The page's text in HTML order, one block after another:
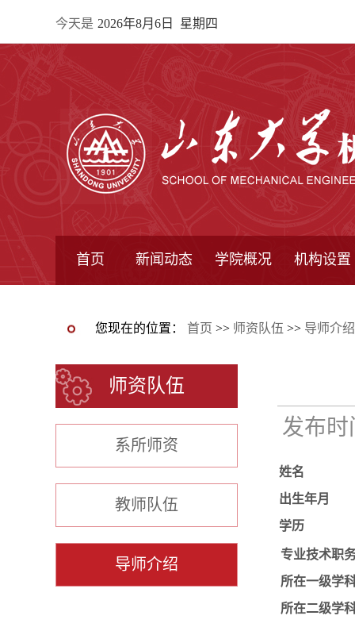
今天是 2026年8月6日 星期四
首页 新闻动态 学院概况 机构设置
您现在的位置： 首页 >> 师资队伍 >> 导师介绍
师资队伍
系所师资
教师队伍
导师介绍
发布
姓名
出生年月
学历
专业技术职
所在一级学
所在二级学